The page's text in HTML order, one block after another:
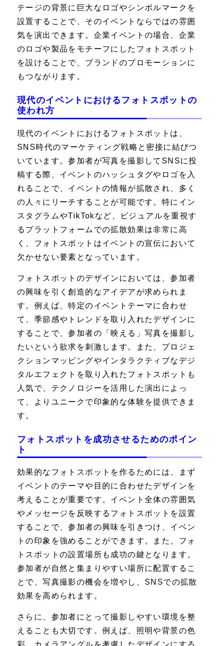
テージの背景に巨大なロゴやシンボルマークを
設置することで、そのイベントならではの雰囲
気を演出できます。企業イベントの場合、企業
のロゴや製品をモチーフにしたフォトスポット
を設けることで、ブランドのプロモーションに
もつながります。
現代のイベントにおけるフォトスポットの
使われ方
現代のイベントにおけるフォトスポットは、
SNS時代のマーケティング戦略と密接に結びつ
いています。参加者が写真を撮影してSNSに投
稿する際、イベントのハッシュタグやロゴを入
れることで、イベントの情報が拡散され、多く
の人々にリーチすることが可能です。特にイン
スタグラムやTikTokなど、ビジュアルを重視す
るプラットフォームでの拡散効果は非常に高
く、フォトスポットはイベントの宣伝において
欠かせない要素となっています。
フォトスポットのデザインにおいては、参加者
の興味を引く創造的なアイデアが求められま
す。例えば、特定のイベントテーマに合わせ
て、季節感やトレンドを取り入れたデザインに
することで、参加者の「映える」写真を撮影し
たいという欲求を刺激します。また、プロジェ
クションマッピングやインタラクティブなデジ
タルエフェクトを取り入れたフォトスポットも
人気で、テクノロジーを活用した演出によっ
て、よりユニークで印象的な体験を提供できま
す。
フォトスポットを成功させるためのポイン
ト
効果的なフォトスポットを作るためには、まず
イベントのテーマや目的に合わせたデザインを
考えることが重要です。イベント全体の雰囲気
やメッセージを反映するフォトスポットを設置
することで、参加者の興味を引きつけ、イベン
トの印象を強めることができます。また、フォ
トスポットの設置場所も成功の鍵となります。
参加者が自然と集まりやすい場所に配置するこ
とで、写真撮影の機会を増やし、SNSでの拡散
効果を高められます。
さらに、参加者にとって撮影しやすい環境を整
えることも大切です。例えば、照明や背景の色